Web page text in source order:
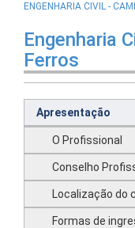
ENGENHARIA CIVIL -
Engenharia
Ferros
Apresentação
O Profissional
Conselho
Localização do
Formas de